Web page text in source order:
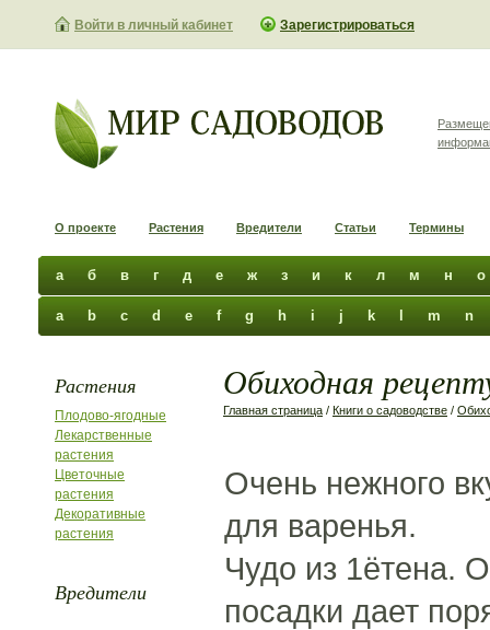
Войти в личный кабинет Зарегистрироваться
О проекте Растения Вредители Статьи Термины
а б в г д е ж з и к л м н о
a b c d e f g h i j k m n
Растения
Плодово-ягодные
Лекарственные
растения
Цветочные
растения
Декоративные
растения
Вредители
Обиходная
Главная страница / Книги о садоводстве /
Очень нежного
для варенья.
Чудо из 1ётена.
посадки дает